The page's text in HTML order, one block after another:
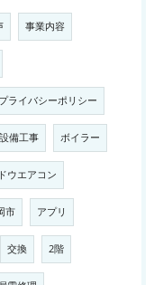
事業内容
プライバシーポリシー
備工事 ボイラー
ウエアコン
市 アプリ
交換 2階